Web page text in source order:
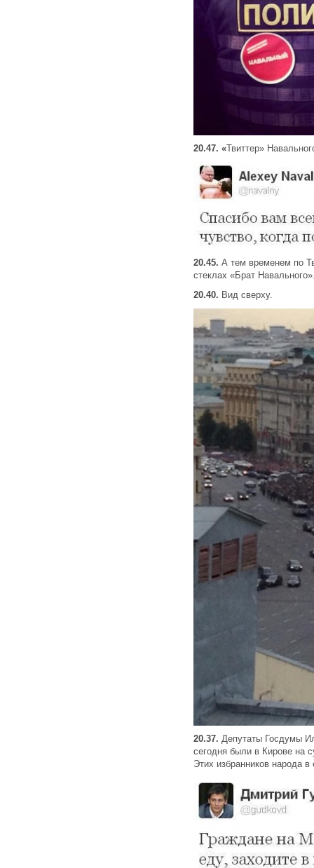
20.47. «Твиттер»
20.45. А тем временем по
стеклах «Брат
20.40. Вид сверху.
20.37. Депутаты Госдумы
сегодня были в Кирове на
Этих избранников народа